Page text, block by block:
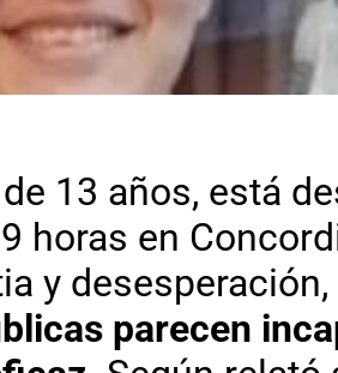
13 años, está
horas en
y
parecen